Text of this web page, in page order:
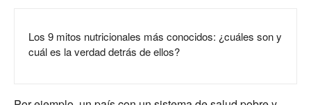
Los 9 mitos nutricionales más conocidos: ¿cuáles son y
cuál es la verdad detrás de ellos?